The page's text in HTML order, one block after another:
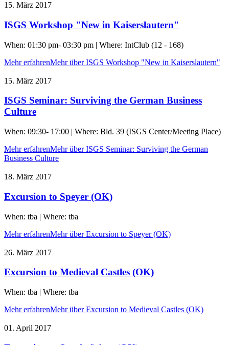
15. März 2017
ISGS Workshop "New in Kaiserslautern"
When: 01:30 pm- 03:30 pm | Where: IntClub (12 - 168)
Mehr erfahrenMehr über ISGS Workshop "New in Kaiserslautern"
15. März 2017
ISGS Seminar: Surviving the German Business
Culture
When: 09:30- 17:00 | Where: Bld. 39 (ISGS Center/Meeting Place)
Mehr erfahrenMehr über ISGS Seminar: Surviving the German
Business Culture
18. März 2017
Excursion to Speyer (OK)
When: tba | Where: tba
Mehr erfahrenMehr über Excursion to Speyer (OK)
26. März 2017
Excursion to Medieval Castles (OK)
When: tba | Where: tba
Mehr erfahrenMehr über Excursion to Medieval Castles (OK)
01. April 2017